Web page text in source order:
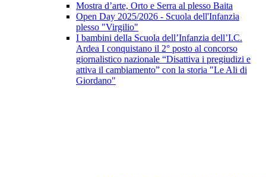
Mostra d’arte, Orto e Serra al plesso Baita
Open Day 2025/2026 - Scuola dell'Infanzia
plesso "Virgilio"
I bambini della Scuola dell’Infanzia dell’I.C.
Ardea I conquistano il 2° posto al concorso
giornalistico nazionale “Disattiva i pregiudizi e
attiva il cambiamento” con la storia "Le Ali di
Giordano"